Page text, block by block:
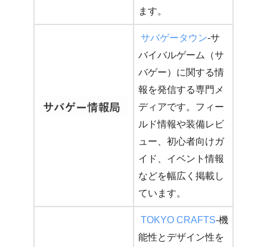
ます。
サバゲータウン-サ
バイバルゲーム（サ
バゲー）に関する情
報を発信する専門メ
ディアです。フィー
ルド情報や装備レビ
ュー、初心者向けガ
イド、イベント情報
などを幅広く掲載し
ています。
TOKYO CRAFTS-機
能性とデザイン性を